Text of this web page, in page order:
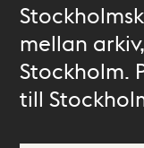
mellan
Stockholm.
till